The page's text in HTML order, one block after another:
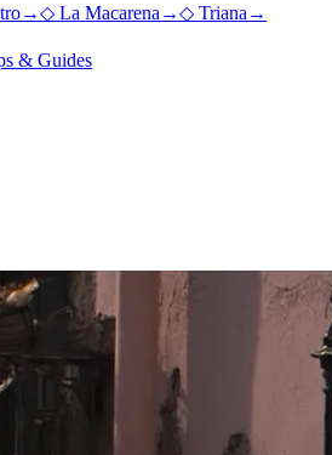
→◇ La Macarena →◇ Triana →
& Guides